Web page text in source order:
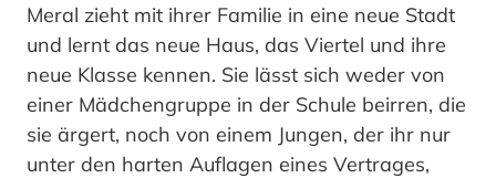
Meral zieht mit ihrer Familie in eine neue Stadt
und lernt das neue Haus, das Viertel und ihre
neue Klasse kennen. Sie lässt sich weder von
einer Mädchengruppe in der Schule beirren, die
sie ärgert, noch von einem Jungen, der ihr nur
unter den harten Auflagen eines Vertrages,